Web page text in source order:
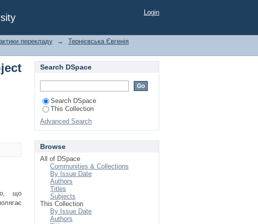
Login
перекладу →
Тернієвська Євгенія
що
Search DSpace
Search DSpace
This Collection
Advanced Search
Browse
All of DSpace
Communities & Collections
By Issue Date
Authors
Titles
Subjects
This Collection
By Issue Date
Authors